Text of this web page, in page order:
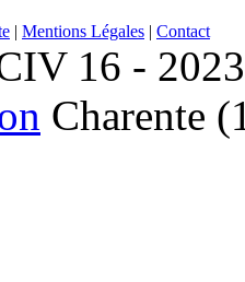
| Mentions Légales | Contact
16 -
Charente